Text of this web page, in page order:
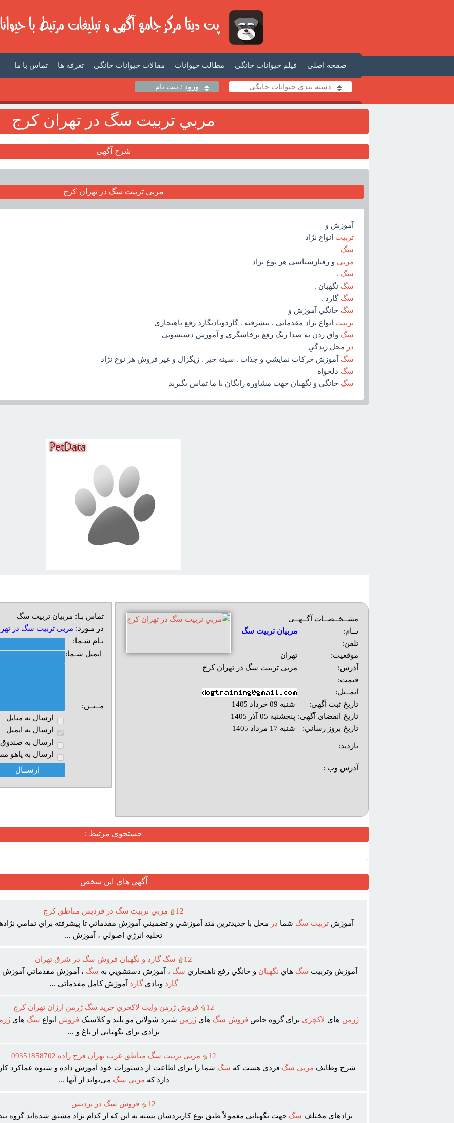
تماس با ما تعرفه ها مقالات حیوانات خانگی مطالب حیوانات فیلم حیوانات خانگی صفحه اصلی
دسته بندی حیوانات خانگی ورود / ثبت نام
مربي تربيت سگ در تهران کرج
شرح آگهی
مربي تربيت سگ در تهران کرج
آموزش و
تربيت انواع نژاد
سگ
مربي و رفتارشناسي هر نوع نژاد
سگ .
سگ نگهبان .
سگ گارد .
سگ خانگي آموزش و
تربيت انواع نژاد مقدماتي . پيشرفته . گاردوباديگارد رفع ناهنجاري
سگ واق زدن به صدا زنگ رفع پرخاشگري و آموزش دستشويي
در محل زندگي
سگ آموزش حرکات نمايشي و جذاب . سينه خير . زيگزال و غير فروش هر نوع نژاد
سگ دلخواه
سگ خانگي و نگهبان جهت مشاوره رايگان با ما تماس بگيريد
مشــخــصــات آگــهــی
نــام:
مربیان تربیت سگ
تلفن:
موقعیت:
تهران
آدرس:
مربی تربیت سگ در تهران کرج
قیمت:
ایمــیل:
تاریخ ثبت آگهی:
شنبه 09 خرداد 1405
تاریخ انقضای آگهی: پنجشنبه 05 آذر 1405
تاريخ بروز رساني:
شنبه 17 مرداد 1405
بازديد:
آدرس وب :‌
تماس بـا: مربیان تربیت سگ
در مـورد: مربي تربيت سگ در
نـام شـما:
ایمیل شـما:
مــتــن:
ارسال به مبايل
ارسال به ايميل
ارسال به صندوق
ارسال به ياهو
جستجوی مرتبط :
-
آگهي هاي اين شخص
12
مربي تربيت سگ در فرديس مناطق کرج
آموزش تربيت سگ شما در محل با جديدترين متد آموزشي و تضميني آموزش مقدماتي تا پيشرفته براي تمامي
تخليه انرژي اصولي ، آموزش ...
12
سگ گارد و نگهبان فروش سگ در شرق تهران
آموزش وتربيت سگ هاي نگهبان و خانگي رفع ناهنجاري سگ ، آموزش دستشويي به سگ ، آموزش مقدماتي آموزش
گارد وباديگارد آموزش کامل مقدماتي ...
12
فروش ژرمن وايت لاکچري خريد سگ ژرمن ارزان تهران کرج
ژرمن هاي لاکچري براي گروه خاص فروش سگ هاي ژرمن شپرد شولاين مو بلند و کلاسيک فروش انواع سگ هاي
نژادي براي نگهباني از باغ و ...
12
مربي تربيت سگ مناطق غرب تهران فرج زاده 09351858702
شرح وظايف مربي سگ فردي هست که سگ شما را براي اطاعت از دستورات خود آموزش داده و شيوه عماکرد
دارد که مربي سگ مي‌تواند از آنها ...
12
فروش سگ در پرديس
نژادهاي مختلف سگ جهت نگهباني معمولاً طبق نوع کاربردشان بسته به اين که از کدام نژاد مشتق شده‌اند گروه